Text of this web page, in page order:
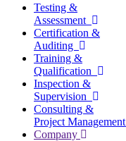
Testing &
Assessment
Certification &
Auditing
Training &
Qualification
Inspection &
Supervision
Consulting &
Project Management
Company